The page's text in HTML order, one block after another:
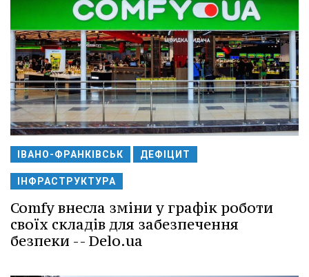
ІВАНО-ФРАНКІВСЬК ДЕФІЦИТ
ІНФРАСТРУКТУРА
Comfy внесла зміни у графік роботи
своїх складів для забезпечення
безпеки -- Delo.ua